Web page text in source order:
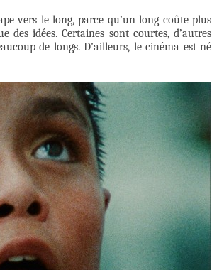
vers le long, parce qu’un long coûte plus
idées. Certaines sont courtes, d’autres
de longs. D’ailleurs, le cinéma est né